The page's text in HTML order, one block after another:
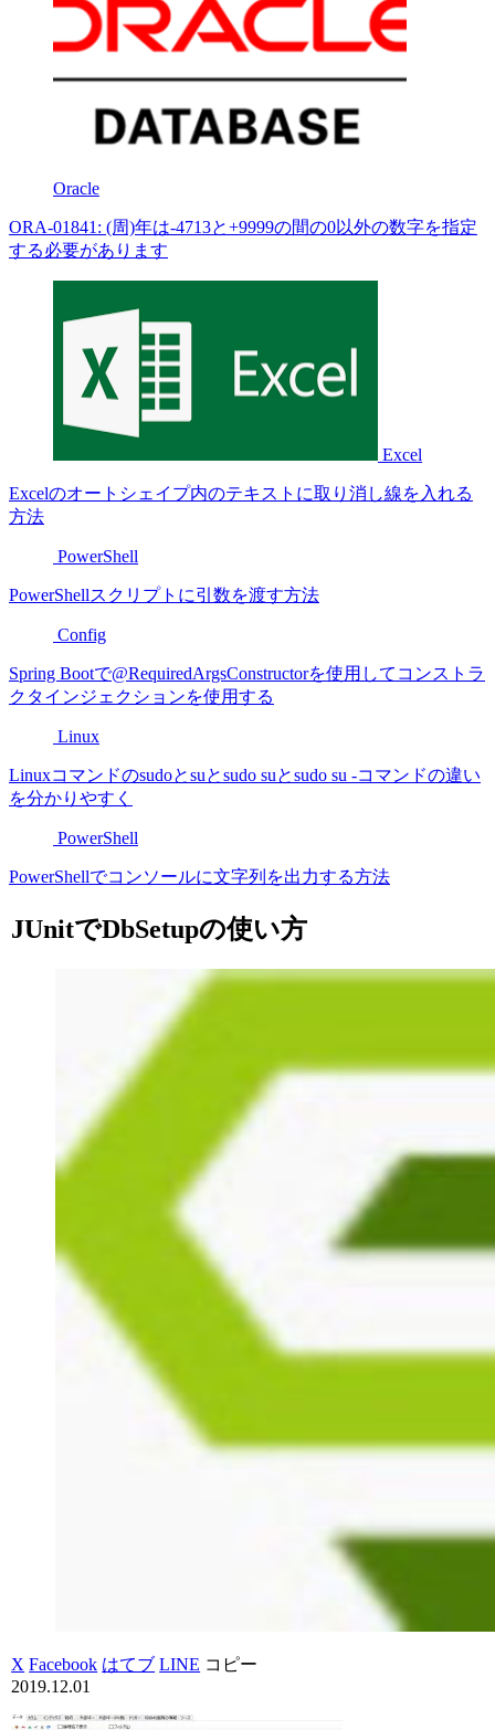
Oracle
ORA-01841: (周)年は-4713と+9999の間の0以外の数字を指定
する必要があります
Excel
Excelのオートシェイプ内のテキストに取り消し線を入れる
方法
PowerShell
PowerShellスクリプトに引数を渡す方法
Config
Spring Bootで@RequiredArgsConstructorを使用してコンストラ
クタインジェクションを使用する
Linux
Linuxコマンドのsudoとsuとsudo suとsudo su -コマンドの違い
を分かりやすく
PowerShell
PowerShellでコンソールに文字列を出力する方法
JUnitでDbSetupの使い方
X Facebook はてブ LINE コピー
2019.12.01